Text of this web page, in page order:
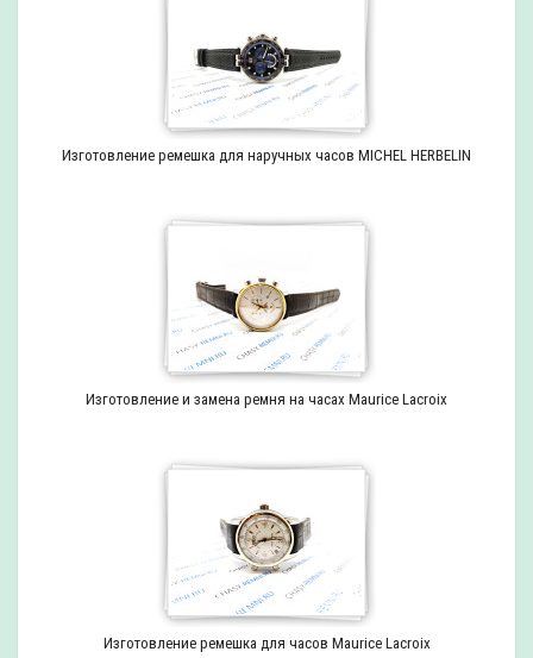
Изготовление ремешка для наручных часов MICHEL HERBELIN
Изготовление и замена ремня на часах Maurice Lacroix
Изготовление ремешка для часов Maurice Lacroix